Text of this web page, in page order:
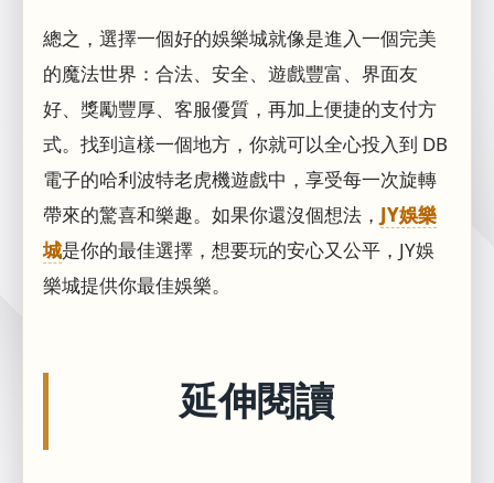
總之，選擇一個好的娛樂城就像是進入一個完美
的魔法世界：合法、安全、遊戲豐富、界面友
好、獎勵豐厚、客服優質，再加上便捷的支付方
式。找到這樣一個地方，你就可以全心投入到 DB
電子的哈利波特老虎機遊戲中，享受每一次旋轉
帶來的驚喜和樂趣。如果你還沒個想法， JY娛樂
城是你的最佳選擇，想要玩的安心又公平，JY娛
樂城提供你最佳娛樂。
延伸閱讀